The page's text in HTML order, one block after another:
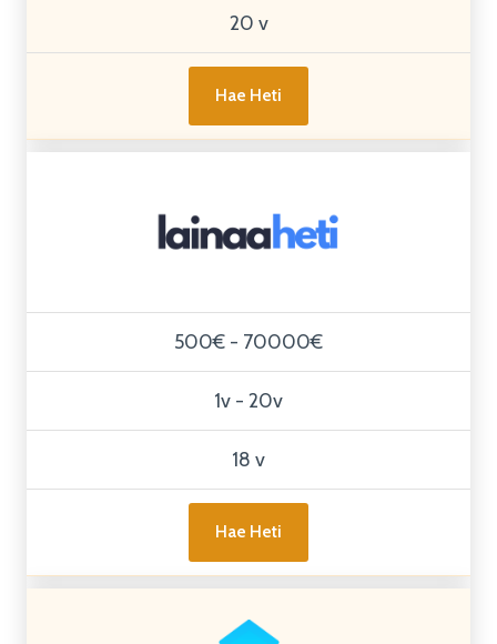
20 v
Hae Heti
500€ - 70000€
1v - 20v
18 v
Hae Heti